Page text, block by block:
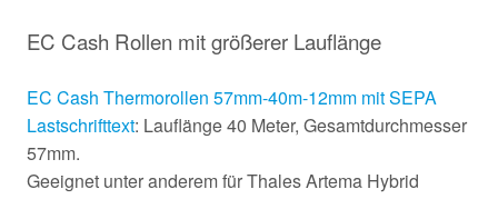
EC Cash Rollen mit größerer Lauflänge
EC Cash Thermorollen 57mm-40m-12mm mit SEPA
Lastschrifttext: Lauflänge 40 Meter, Gesamtdurchmesser
57mm.
Geeignet unter anderem für Thales Artema Hybrid